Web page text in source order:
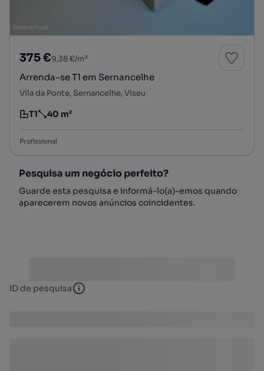
375 €9,38 €/m²
Arrenda-se T1 em Sernancelhe
Vila da Ponte, Sernancelhe, Viseu
Tipologia
T1
Preço por metro quadrado
40 m²
Profissional
Pesquisa um negócio perfeito?
Guarde esta pesquisa e informá-lo(a)-emos quando
aparecerem novos anúncios coincidentes.
ID de pesquisa ID de pesquisa